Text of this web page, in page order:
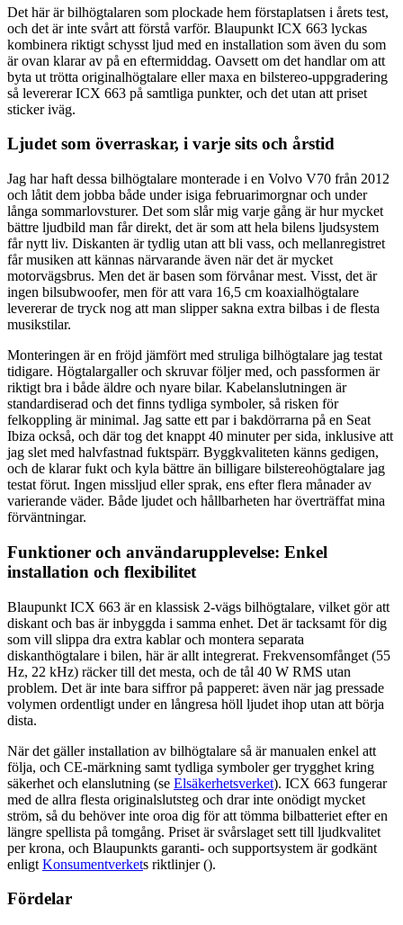
Det här är bilhögtalaren som plockade hem förstaplatsen i årets test,
och det är inte svårt att förstå varför. Blaupunkt ICX 663 lyckas
kombinera riktigt schysst ljud med en installation som även du som
är ovan klarar av på en eftermiddag. Oavsett om det handlar om att
byta ut trötta originalhögtalare eller maxa en bilstereo-uppgradering
så levererar ICX 663 på samtliga punkter, och det utan att priset
sticker iväg.
Ljudet som överraskar, i varje sits och årstid
Jag har haft dessa bilhögtalare monterade i en Volvo V70 från 2012
och låtit dem jobba både under isiga februarimorgnar och under
långa sommarlovsturer. Det som slår mig varje gång är hur mycket
bättre ljudbild man får direkt, det är som att hela bilens ljudsystem
får nytt liv. Diskanten är tydlig utan att bli vass, och mellanregistret
får musiken att kännas närvarande även när det är mycket
motorvägsbrus. Men det är basen som förvånar mest. Visst, det är
ingen bilsubwoofer, men för att vara 16,5 cm koaxialhögtalare
levererar de tryck nog att man slipper sakna extra bilbas i de flesta
musikstilar.
Monteringen är en fröjd jämfört med struliga bilhögtalare jag testat
tidigare. Högtalargaller och skruvar följer med, och passformen är
riktigt bra i både äldre och nyare bilar. Kabelanslutningen är
standardiserad och det finns tydliga symboler, så risken för
felkoppling är minimal. Jag satte ett par i bakdörrarna på en Seat
Ibiza också, och där tog det knappt 40 minuter per sida, inklusive att
jag slet med halvfastnad fuktspärr. Byggkvaliteten känns gedigen,
och de klarar fukt och kyla bättre än billigare bilstereohögtalare jag
testat förut. Ingen missljud eller sprak, ens efter flera månader av
varierande väder. Både ljudet och hållbarheten har överträffat mina
förväntningar.
Funktioner och användarupplevelse: Enkel
installation och flexibilitet
Blaupunkt ICX 663 är en klassisk 2-vägs bilhögtalare, vilket gör att
diskant och bas är inbyggda i samma enhet. Det är tacksamt för dig
som vill slippa dra extra kablar och montera separata
diskanthögtalare i bilen, här är allt integrerat. Frekvensomfånget (55
Hz, 22 kHz) räcker till det mesta, och de tål 40 W RMS utan
problem. Det är inte bara siffror på papperet: även när jag pressade
volymen ordentligt under en långresa höll ljudet ihop utan att börja
dista.
När det gäller installation av bilhögtalare så är manualen enkel att
följa, och CE-märkning samt tydliga symboler ger trygghet kring
säkerhet och elanslutning (se Elsäkerhetsverket). ICX 663 fungerar
med de allra flesta originalslutsteg och drar inte onödigt mycket
ström, så du behöver inte oroa dig för att tömma bilbatteriet efter en
längre spellista på tomgång. Priset är svårslaget sett till ljudkvalitet
per krona, och Blaupunkts garanti- och supportsystem är godkänt
enligt Konsumentverkets riktlinjer ().
Fördelar